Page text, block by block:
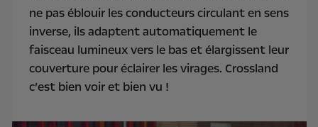
ne pas éblouir les conducteurs circulant en sens
inverse, ils adaptent automatiquement le
faisceau lumineux vers le bas et élargissent leur
couverture pour éclairer les virages. Crossland
c’est bien voir et bien vu !